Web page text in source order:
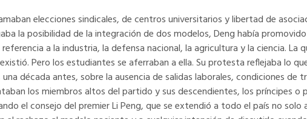
elecciones sindicales, de centros universitarios y libertad de
la posibilidad de la integración de dos modelos, Deng había
a la industria, la defensa nacional, la agricultura y la ciencia. La
Pero los estudiantes se aferraban a ella. Su protesta reflejaba lo
una década antes, sobre la ausencia de salidas laborales, condiciones de
los miembros altos del partido y sus descendientes, los príncipes o
el consejo del premier Li Peng, que se extendió a todo el país no